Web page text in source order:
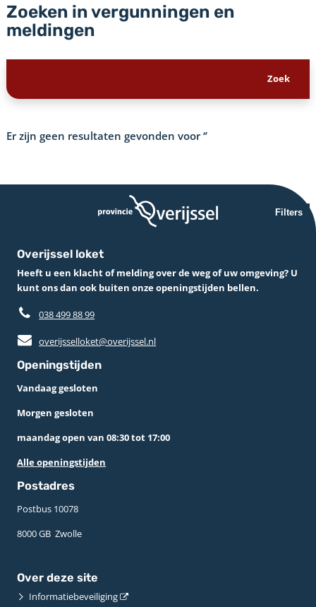
Zoeken in vergunningen en
meldingen
Er zijn geen resultaten gevonden voor‘’
Filters
Overijssel loket
Heeft u een klacht of melding over de weg of uw omgeving? U
kunt ons dan ook buiten onze openingstijden bellen.
038 499 88 99
overijsselloket@overijssel.nl
Openingstijden
Vandaag gesloten
Morgen gesloten
maandag open van 08:30 tot 17:00
Alle openingstijden
Postadres
Postbus 10078 ­
8000 GB ­ Zwolle
Over deze site
Informatiebeveiliging